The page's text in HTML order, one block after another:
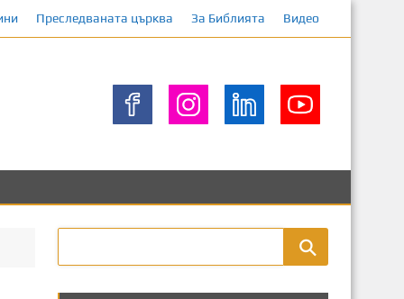
Преследваната църква За Библията Видео